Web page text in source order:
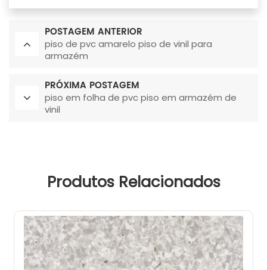
POSTAGEM ANTERIOR
piso de pvc amarelo piso de vinil para
armazém
PRÓXIMA POSTAGEM
piso em folha de pvc piso em armazém de
vinil
Produtos Relacionados